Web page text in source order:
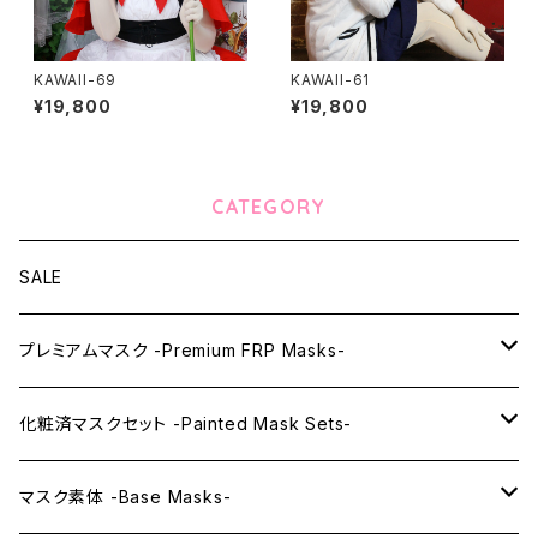
KAWAII-69
¥19,800
KAWAII-61
¥19,800
CATEGORY
SALE
プレミアムマスク -Premium FRP Masks-
KAWAII PREMIUM Mask & Wig Sets
プレミアムマスク素体-Premium base masks-
化粧済マスクセット -Painted Mask Sets-
KAWAII EX series
マスク素体 -Base Masks-